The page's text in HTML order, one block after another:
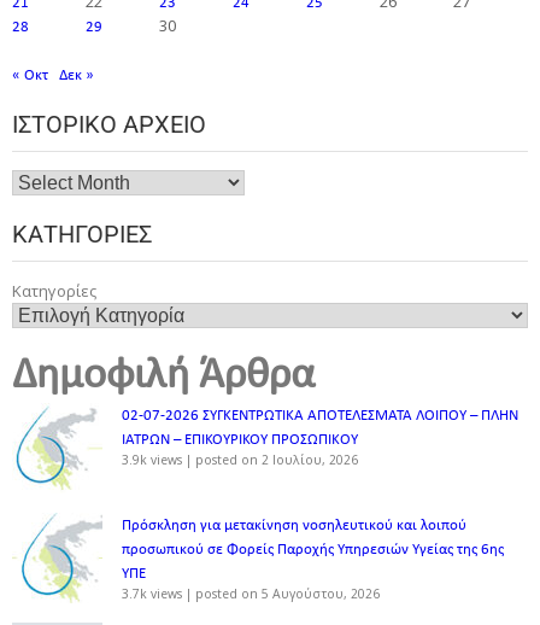
21 23 24 25
28 29 30
« Οκτ Δεκ »
ΙΣΤΟΡΙΚΌ ΑΡΧΕΊΟ
ΚΑΤΗΓΟΡΊΕΣ
Κατηγορίες
Δημοφιλή Άρθρα
02-07-2026 ΣΥΓΚΕΝΤΡΩΤΙΚΑ ΑΠΟΤΕΛΕΣΜΑΤΑ ΛΟΙΠΟΥ – ΠΛΗΝ
ΙΑΤΡΩΝ – ΕΠΙΚΟΥΡΙΚΟΥ ΠΡΟΣΩΠΙΚOY
3.9k views | posted on 2 Ιουλίου, 2026
Πρόσκληση για μετακίνηση νοσηλευτικού και λοιπού
προσωπικού σε Φορείς Παροχής Υπηρεσιών Υγείας της 6ης
ΥΠΕ
3.7k views | posted on 5 Αυγούστου, 2026